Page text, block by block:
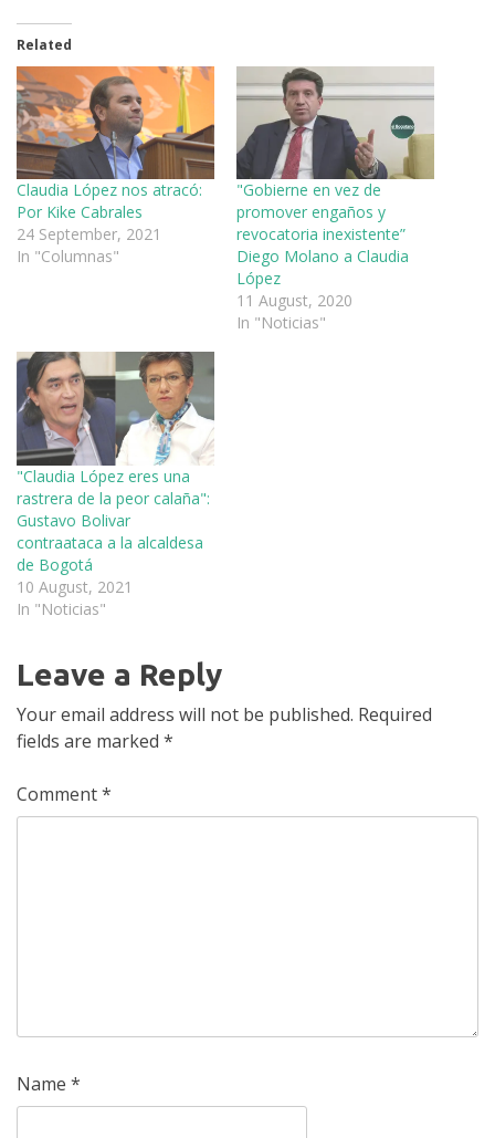
Related
Claudia López nos atracó:
Por Kike Cabrales
24 September, 2021
In "Columnas"
"Gobierne en vez de
promover engaños y
revocatoria inexistente”
Diego Molano a Claudia
López
11 August, 2020
In "Noticias"
"Claudia López eres una
rastrera de la peor calaña":
Gustavo Bolivar
contraataca a la alcaldesa
de Bogotá
10 August, 2021
In "Noticias"
Leave a Reply
Your email address will not be published. Required
fields are marked *
Comment*
Name *